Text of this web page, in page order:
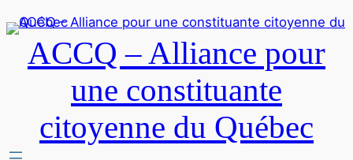
ACCQ – Alliance pour
une constituante
citoyenne du Québec